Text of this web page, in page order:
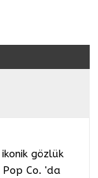
gözlük
Co. 'da